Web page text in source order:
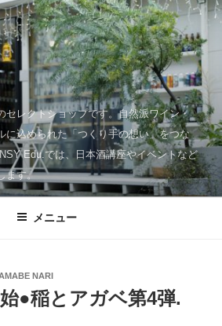
セレクトショップです。自然派ワイン・
に込められた「つくり手の想い」をつな
Edu.では、日本酒講座やイベントなど
ます。
メニュー
NARI
●稲とアガベ第4弾.